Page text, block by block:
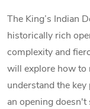
The King’s Indian
historically rich
complexity and
will explore how to
understand the
an opening